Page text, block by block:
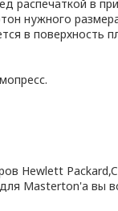
распечаткой в
нужного
в поверхность
Hewlett
Masterton'а вы